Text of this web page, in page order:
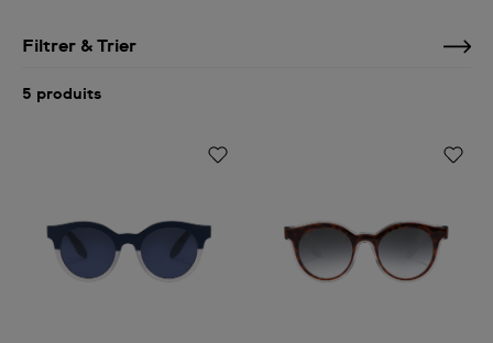
Filtrer & Trier
5 produits